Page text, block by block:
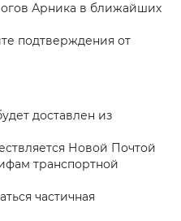
Арника в ближайших
подтверждения от
доставлен из
Новой Почтой
транспортной
частичная